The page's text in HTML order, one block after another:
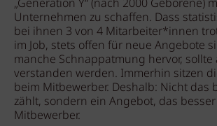
„Generation Y“ (nach 2000 Geborene)
Unternehmen zu schaffen. Dass
bei ihnen 3 von 4 Mitarbeiter*innen
im Job, stets offen für neue Angebote
manche Schnappatmung hervor, sollte
verstanden werden. Immerhin sitzen
beim Mitbewerber. Deshalb: Nicht das
zählt, sondern ein Angebot, das
Mitbewerber.